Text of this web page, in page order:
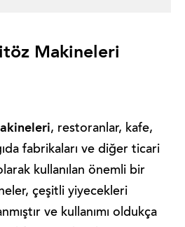
Makineleri
, restoranlar, kafe,
fabrikaları ve diğer ticari
kullanılan önemli bir
çeşitli yiyecekleri
ve kullanımı oldukça